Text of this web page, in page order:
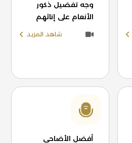
وجه تفضيل ذكور
الأنعام على إناثهم
شاهد المزيد
أفضل الأضاحي